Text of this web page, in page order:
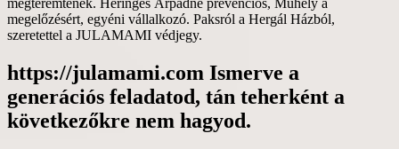
https://julamami.com Ismerve a
generációs feladatod, tán teherként a
következőkre nem hagyod.